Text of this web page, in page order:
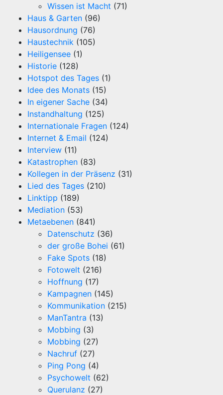
Wissen ist Macht (71)
Haus & Garten (96)
Hausordnung (76)
Haustechnik (105)
Heiligensee (1)
Historie (128)
Hotspot des Tages (1)
Idee des Monats (15)
In eigener Sache (34)
Instandhaltung (125)
Internationale Fragen (124)
Internet & Email (124)
Interview (11)
Katastrophen (83)
Kollegen in der Präsenz (31)
Lied des Tages (210)
Linktipp (189)
Mediation (53)
Metaebenen (841)
Datenschutz (36)
der große Bohei (61)
Fake Spots (18)
Fotowelt (216)
Hoffnung (17)
Kampagnen (145)
Kommunikation (215)
ManTantra (13)
Mobbing (3)
Mobbing (27)
Nachruf (27)
Ping Pong (4)
Psychowelt (62)
Querulanz (27)